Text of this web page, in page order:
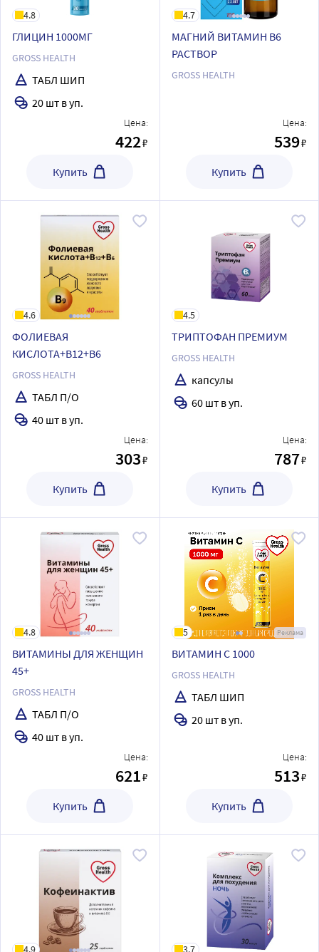
4.8
ГЛИЦИН 1000МГ
GROSS HEALTH
ТАБЛ ШИП
20 шт в уп.
Цена:
422₽
Купить
4.7
МАГНИЙ ВИТАМИН В6
РАСТВОР
GROSS HEALTH
Цена:
539₽
Купить
4.6
ФОЛИЕВАЯ
КИСЛОТА+В12+В6
GROSS HEALTH
ТАБЛ П/О
40 шт в уп.
Цена:
303₽
Купить
4.5
ТРИПТОФАН ПРЕМИУМ
GROSS HEALTH
капсулы
60 шт в уп.
Цена:
787₽
Купить
4.8
ВИТАМИНЫ ДЛЯ ЖЕНЩИН
45+
GROSS HEALTH
ТАБЛ П/О
40 шт в уп.
Цена:
621₽
Купить
Реклама
5
ВИТАМИН С 1000
GROSS HEALTH
ТАБЛ ШИП
20 шт в уп.
Цена:
513₽
Купить
4.9 3.7